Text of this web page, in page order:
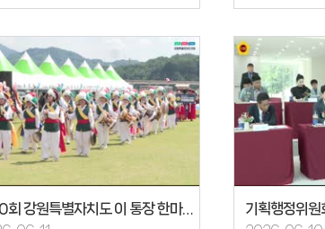
제20회 강원특별자치도 이 통장 한마음대회